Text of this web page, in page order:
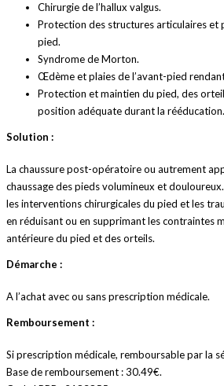
Chirurgie de l’hallux valgus.
Protection des structures articulaires et
pied.
Syndrome de Morton.
Œdème et plaies de l’avant-pied
Protection et maintien du pied, des
position adéquate durant la rééducation.
Solution :
La chaussure post-opératoire ou autrement
chaussage des pieds volumineux et
les interventions chirurgicales du pied et les
en réduisant ou en supprimant les contraintes
antérieure du pied et des orteils.
Démarche :
A l’achat avec ou sans prescription médicale.
Remboursement :
Si prescription médicale, remboursable par la
Base de remboursement : 30.49€.